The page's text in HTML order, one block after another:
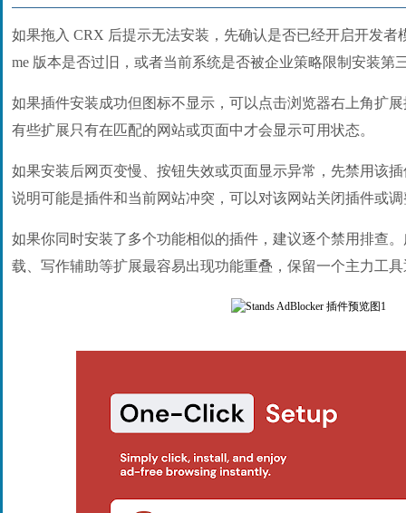
如果拖入 CRX 后提示无法安装，先确认是否已经开启开发者
me 版本是否过旧，或者当前系统是否被企业策略限制安装第
如果插件安装成功但图标不显示，可以点击浏览器右上角扩
有些扩展只有在匹配的网站或页面中才会显示可用状态。
如果安装后网页变慢、按钮失效或页面显示异常，先禁用该
说明可能是插件和当前网站冲突，可以对该网站关闭插件或
如果你同时安装了多个功能相似的插件，建议逐个禁用排查
载、写作辅助等扩展最容易出现功能重叠，保留一个主力工